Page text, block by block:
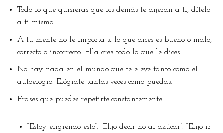
Todo lo que quisieras que los demás te dijeran a ti, dítelo
a ti misma.
A tu mente no le importa si lo que dices es bueno o malo,
correcto o incorrecto. Ella cree todo lo que le dices.
No hay nada en el mundo que te eleve tanto como el
autoelogio. Elógiate tantas veces como puedas.
Frases que puedes repetirte constantemente:
“Estoy eligiendo esto”. “Elijo decir no al azúcar”. “Elijo ir